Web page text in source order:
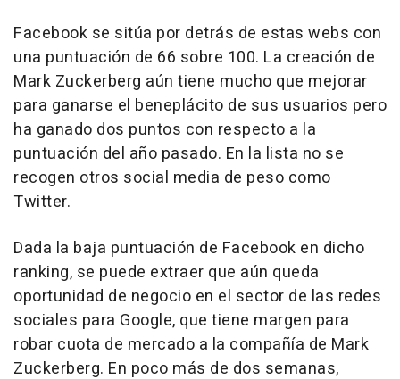
Facebook se sitúa por detrás de estas webs con
una puntuación de 66 sobre 100. La creación de
Mark Zuckerberg aún tiene mucho que mejorar
para ganarse el beneplácito de sus usuarios pero
ha ganado dos puntos con respecto a la
puntuación del año pasado. En la lista no se
recogen otros social media de peso como
Twitter.
Dada la baja puntuación de Facebook en dicho
ranking, se puede extraer que aún queda
oportunidad de negocio en el sector de las redes
sociales para Google, que tiene margen para
robar cuota de mercado a la compañía de Mark
Zuckerberg. En poco más de dos semanas,